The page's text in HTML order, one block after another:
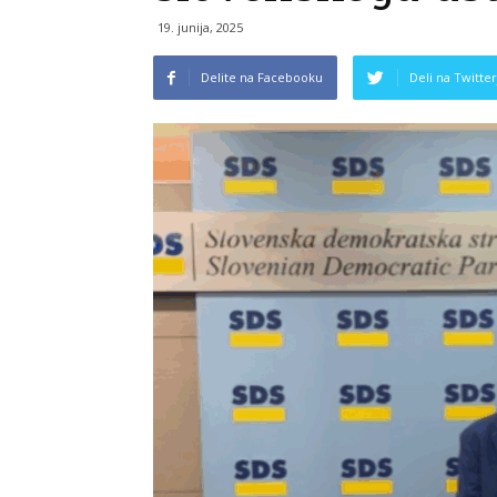
19. junija, 2025
Delite na Facebooku Deli na